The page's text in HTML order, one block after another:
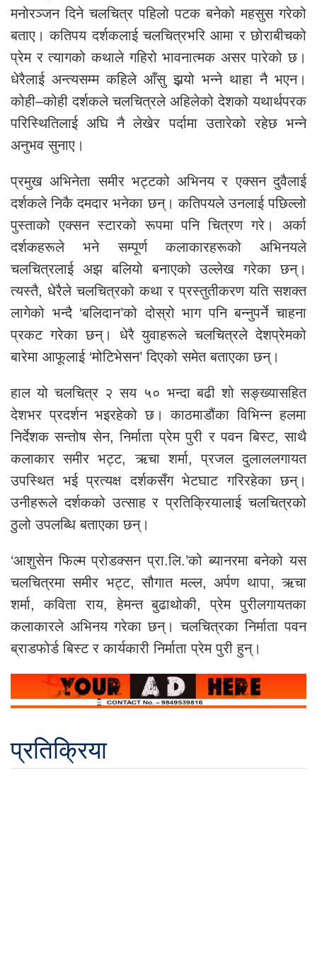
मनोरञ्जन दिने चलचित्र पहिलो पटक बनेको महसुस गरेको
बताए। कतिपय दर्शकलाई चलचित्रभरि आमा र छोराबीचको
प्रेम र त्यागको कथाले गहिरो भावनात्मक असर पारेको छ।
धेरैलाई अन्त्यसम्म कहिले आँसु झर्‍यो भन्ने थाहा नै भएन।
कोही–कोही दर्शकले चलचित्रले अहिलेको देशको यथार्थपरक
परिस्थितिलाई अघि नै लेखेर पर्दामा उतारेको रहेछ भन्ने
अनुभव सुनाए।
प्रमुख अभिनेता समीर भट्टको अभिनय र एक्सन दुवैलाई
दर्शकले निकै दमदार भनेका छन्। कतिपयले उनलाई पछिल्लो
पुस्ताको एक्सन स्टारको रूपमा पनि चित्रण गरे। अर्का
दर्शकहरूले भने सम्पूर्ण कलाकारहरूको अभिनयले
चलचित्रलाई अझ बलियो बनाएको उल्लेख गरेका छन्।
त्यस्तै, धेरैले चलचित्रको कथा र प्रस्तुतीकरण यति सशक्त
लागेको भन्दै ‘बलिदान’को दोस्रो भाग पनि बन्नुपर्ने चाहना
प्रकट गरेका छन्। धेरै युवाहरूले चलचित्रले देशप्रेमको
बारेमा आफूलाई ‘मोटिभेसन’ दिएको समेत बताएका छन्।
हाल यो चलचित्र २ सय ५० भन्दा बढी शो सङ्ख्यासहित
देशभर प्रदर्शन भइरहेको छ। काठमाडौंका विभिन्न हलमा
निर्देशक सन्तोष सेन, निर्माता प्रेम पुरी र पवन बिस्ट, साथै
कलाकार समीर भट्ट, ऋचा शर्मा, प्रजल दुलाललगायत
उपस्थित भई प्रत्यक्ष दर्शकसँग भेटघाट गरिरहेका छन्।
उनीहरूले दर्शकको उत्साह र प्रतिक्रियालाई चलचित्रको
ठुलो उपलब्धि बताएका छन्।
‘आशुसेन फिल्म प्रोडक्सन प्रा.लि.’को ब्यानरमा बनेको यस
चलचित्रमा समीर भट्ट, सौगात मल्ल, अर्पण थापा, ऋचा
शर्मा, कविता राय, हेमन्त बुढाथोकी, प्रेम पुरीलगायतका
कलाकारले अभिनय गरेका छन्। चलचित्रका निर्माता पवन
ब्राडफोर्ड बिस्ट र कार्यकारी निर्माता प्रेम पुरी हुन्।
प्रतिक्रिया